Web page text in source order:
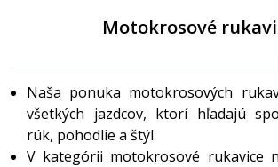
Motokrosové
Naša ponuka motokrosových
všetkých jazdcov, ktorí hľadajú
rúk, pohodlie a štýl.
V kategórii motokrosové rukavice